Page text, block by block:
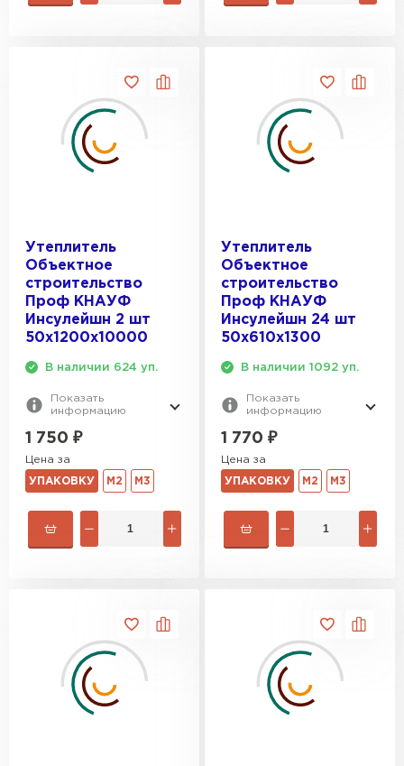
Утеплитель
Объектное
строительство
Проф КНАУФ
Инсулейшн 2 шт
50х1200х10000
В наличии 624 уп.
Показать
информацию
1 750 ₽
Цена за
УПАКОВКУ М2 М3
Утеплитель
Объектное
строительство
Проф КНАУФ
Инсулейшн 24 шт
50х610х1300
В наличии 1092 уп.
Показать
информацию
1 770 ₽
Цена за
УПАКОВКУ М2 М3